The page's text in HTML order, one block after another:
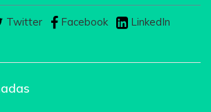
Twitter Facebook
LinkedIn